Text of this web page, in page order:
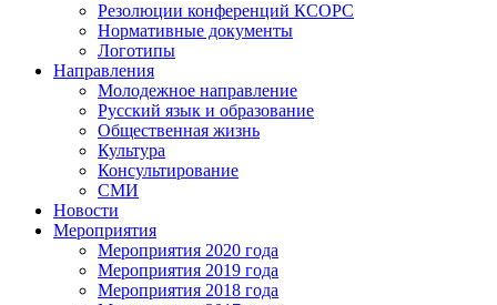
Резолюции конференций КСОРС
Нормативные документы
Логотипы
Направления
Молодежное направление
Русский язык и образование
Общественная жизнь
Культура
Консультирование
СМИ
Новости
Мероприятия
Мероприятия 2020 года
Мероприятия 2019 года
Мероприятия 2018 годa